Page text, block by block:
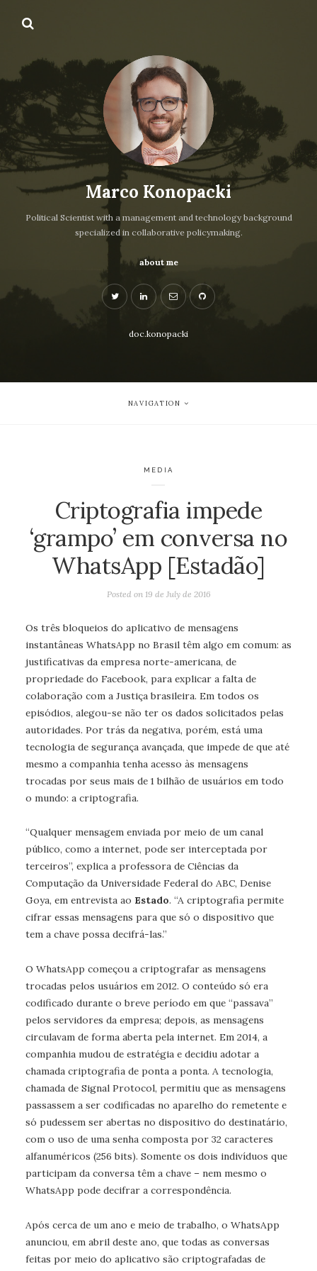
Marco Konopacki
Political Scientist with a management and technology background
specialized in collaborative policymaking.
about me
doc.konopacki
NAVIGATION
MEDIA
Criptografia impede
‘grampo’ em conversa no
WhatsApp [Estadão]
Posted on 19 de July de 2016
Os três bloqueios do aplicativo de mensagens
instantâneas WhatsApp no Brasil têm algo em comum: as
justificativas da empresa norte-americana, de
propriedade do Facebook, para explicar a falta de
colaboração com a Justiça brasileira. Em todos os
episódios, alegou-se não ter os dados solicitados pelas
autoridades. Por trás da negativa, porém, está uma
tecnologia de segurança avançada, que impede de que até
mesmo a companhia tenha acesso às mensagens
trocadas por seus mais de 1 bilhão de usuários em todo
o mundo: a criptografia.
“Qualquer mensagem enviada por meio de um canal
público, como a internet, pode ser interceptada por
terceiros”, explica a professora de Ciências da
Computação da Universidade Federal do ABC, Denise
Goya, em entrevista ao Estado. “A criptografia permite
cifrar essas mensagens para que só o dispositivo que
tem a chave possa decifrá-las.”
O WhatsApp começou a criptografar as mensagens
trocadas pelos usuários em 2012. O conteúdo só era
codificado durante o breve período em que “passava”
pelos servidores da empresa; depois, as mensagens
circulavam de forma aberta pela internet. Em 2014, a
companhia mudou de estratégia e decidiu adotar a
chamada criptografia de ponta a ponta. A tecnologia,
chamada de Signal Protocol, permitiu que as mensagens
passassem a ser codificadas no aparelho do remetente e
só pudessem ser abertas no dispositivo do destinatário,
com o uso de uma senha composta por 32 caracteres
alfanuméricos (256 bits). Somente os dois indivíduos que
participam da conversa têm a chave – nem mesmo o
WhatsApp pode decifrar a correspondência.
Após cerca de um ano e meio de trabalho, o WhatsApp
anunciou, em abril deste ano, que todas as conversas
feitas por meio do aplicativo são criptografadas de